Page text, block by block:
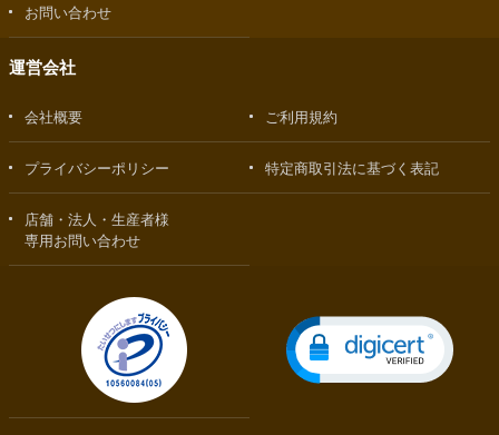
お問い合わせ
運営会社
会社概要 ご利用規約
プライバシーポリシー 特定商取引法に基づく表記
店舗・法人・生産者様
専用お問い合わせ